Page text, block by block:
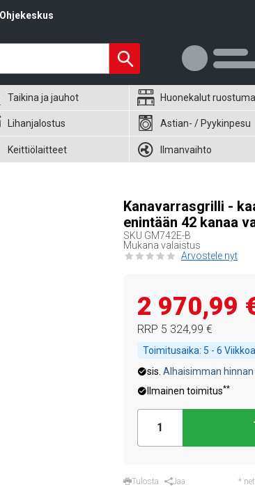
Ohjekeskus
Taikina ja jauhot
Lihanjalostus Astian- / Pyykinpesu
Keittiölaitteet Ilmanvaihto
Kanavarrasgrilli -
enintään 42 kanaa
SKU GM742E-B
Mukana valaistus
Arvostele nyt
2 970,99
RRP 5 324,99 €
Toimitusaika: 5 - 6 Viikkoa
sis. Alhaisimman
Ilmainen toimitus**
Tulosta Jaa *